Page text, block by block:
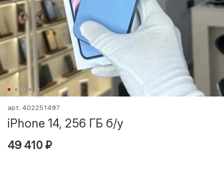
арт. 402251497
iPhone 14, 256 ГБ б/у
49 410 ₽